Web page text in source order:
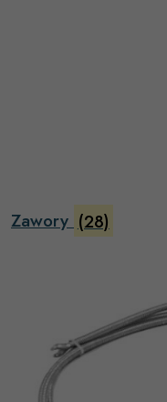
Zawory (28)